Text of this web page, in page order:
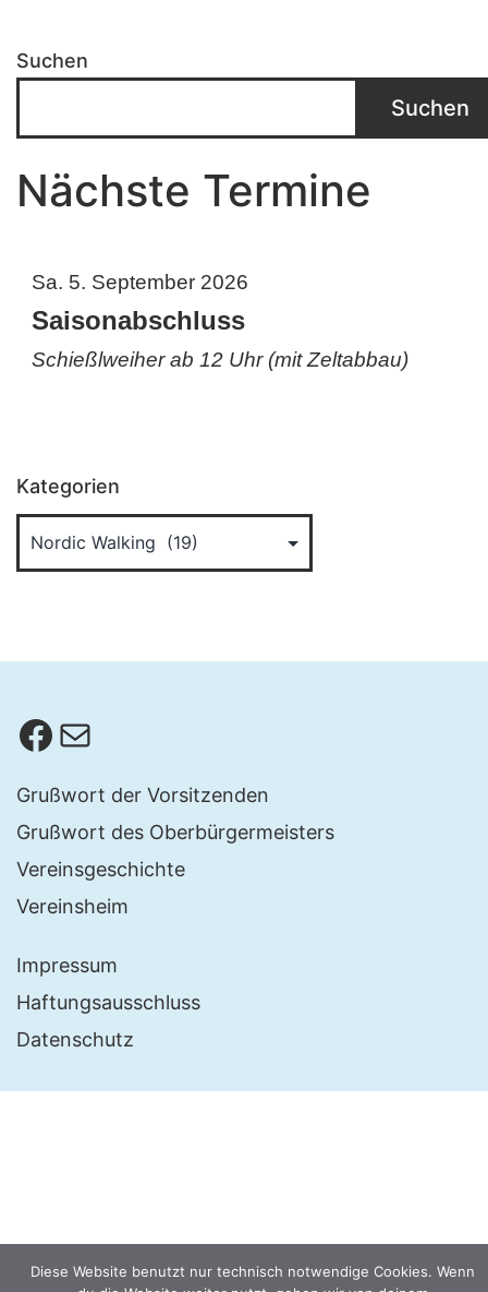
Suchen
Suchen
Nächste Termine
Sa. 5. September 2026
Saisonabschluss
Schießlweiher ab 12 Uhr (mit Zeltabbau)
Kategorien
Facebook
E-Mail
Grußwort der Vorsitzenden
Grußwort des Oberbürgermeisters
Vereinsgeschichte
Vereinsheim
Impressum
Haftungsausschluss
Datenschutz
Diese Website benutzt nur technisch notwendige Cookies. Wenn